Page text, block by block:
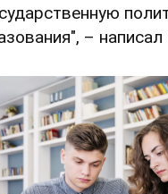
– написал